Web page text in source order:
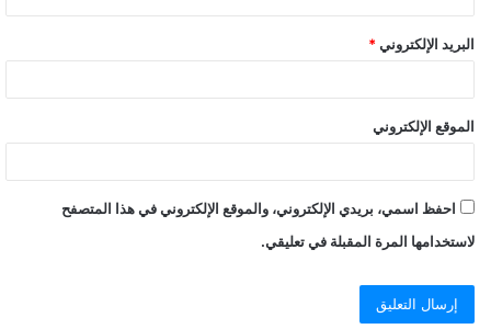
البريد الإلكتروني *
الموقع الإلكتروني
احفظ اسمي، بريدي الإلكتروني، والموقع الإلكتروني في هذا المتصفح
لاستخدامها المرة المقبلة في تعليقي.